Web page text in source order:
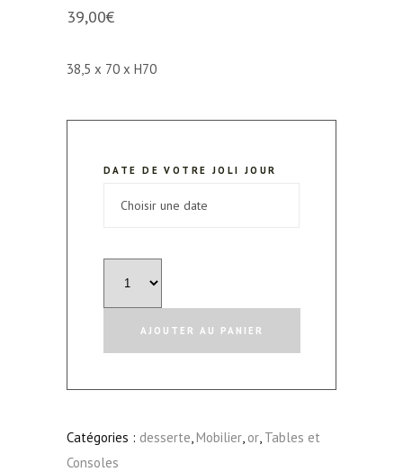
39,00€
38,5 x 70 x H70
DATE DE VOTRE JOLI JOUR
AJOUTER AU PANIER
Catégories : desserte Mobilier or Tables et
Consoles